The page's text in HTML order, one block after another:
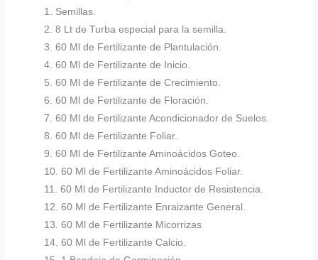
1. Semillas.
2. 8 Lt de Turba especial para la semilla.
3. 60 Ml de Fertilizante de Plantulación.
4. 60 Ml de Fertilizante de Inicio.
5. 60 Ml de Fertilizante de Crecimiento.
6. 60 Ml de Fertilizante de Floración.
7. 60 Ml de Fertilizante Acondicionador de Suelos.
8. 60 Ml de Fertilizante Foliar.
9. 60 Ml de Fertilizante Aminoácidos Goteo.
10. 60 Ml de Fertilizante Aminoácidos Foliar.
11. 60 Ml de Fertilizante Inductor de Resistencia.
12. 60 Ml de Fertilizante Enraizante General.
13. 60 Ml de Fertilizante Micorrizas
14. 60 Ml de Fertilizante Calcio.